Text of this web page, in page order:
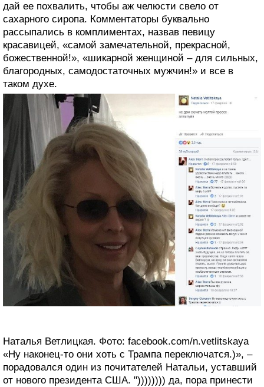
дай ее похвалить, чтобы аж челюсти свело от
сахарного сиропа. Комментаторы буквально
рассыпались в комплиментах, назвав певицу
красавицей, «самой замечательной, прекрасной,
божественной!», «шикарной женщиной – для сильных,
благородных, самодостаточных мужчин!» и все в
таком духе.
Наталья Ветлицкая. Фото: facebook.com/n.vetlitskaya
«Ну наконец-то они хоть с Трампа переключатся.)», –
порадовался один из почитателей Натальи, уставший
от нового президента США. ")))))))) да, пора принести